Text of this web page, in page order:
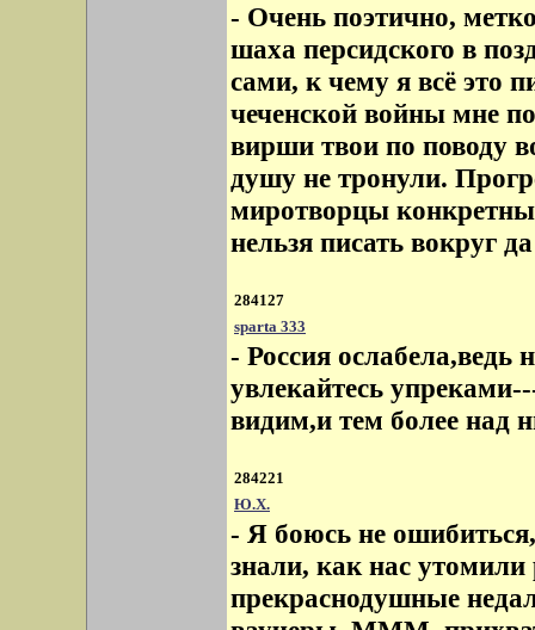
- Очень поэтично,
шаха персидского в
сами, к чему я всё это
чеченской войны мне
вирши твои по поводу
душу не тронули.
миротворцы
нельзя писать вокруг
284127
sparta 333
- Россия
увлекайтесь
видим,и тем более над
284221
Ю.Х.
- Я боюсь не
знали, как нас
прекраснодушные